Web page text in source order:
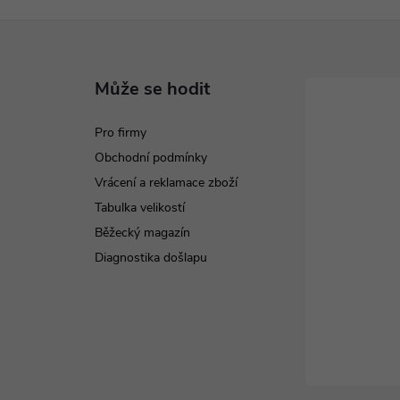
Může se hodit
Pro firmy
Obchodní podmínky
Vrácení a reklamace zboží
Tabulka velikostí
Běžecký magazín
Diagnostika došlapu